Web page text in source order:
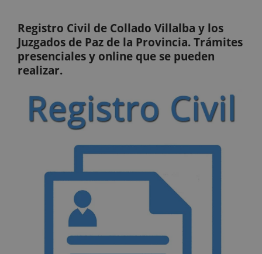
Registro Civil de Collado Villalba y los
Juzgados de Paz de la Provincia. Trámites
presenciales y online que se pueden
realizar.